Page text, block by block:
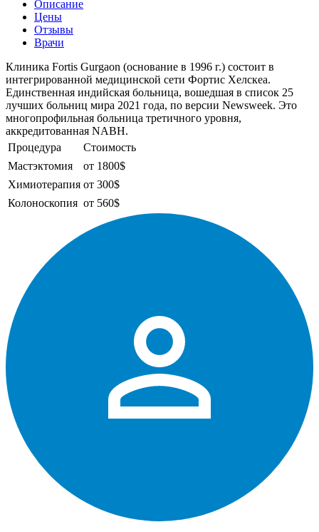
Описание
Цены
Отзывы
Врачи
Клиника Fortis Gurgaon (основание в 1996 г.) состоит в
интегрированной медицинской сети Фортис Хелскеа.
Единственная индийская больница, вошедшая в список 25
лучших больниц мира 2021 года, по версии Newsweek. Это
многопрофильная больница третичного уровня,
аккредитованная NABH.
Процедура
Стоимость
Мастэктомия
от 1800$
Химиотерапия от 300$
Колоноскопия от 560$